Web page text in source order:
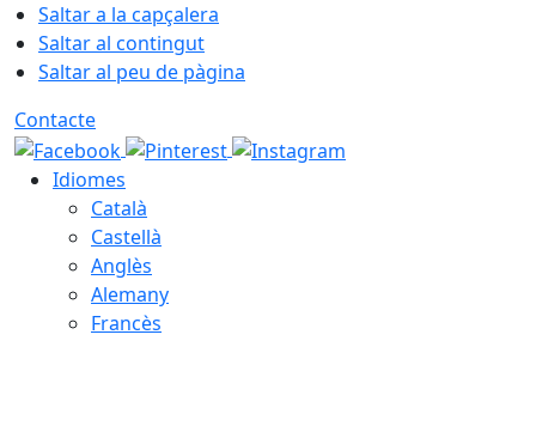
Saltar a la capçalera
Saltar al contingut
Saltar al peu de pàgina
Contacte
Idiomes
Català
Castellà
Anglès
Alemany
Francès